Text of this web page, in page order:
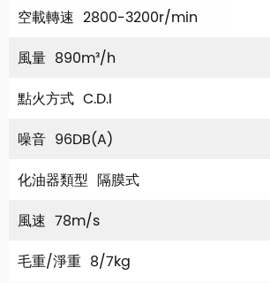
空載轉速 2800-3200r/min
風量 890m³/h
點火方式 C.D.I
噪音 96DB(A)
化油器類型 隔膜式
風速 78m/s
毛重/淨重 8/7kg